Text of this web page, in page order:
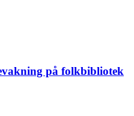
på folkbibliotek